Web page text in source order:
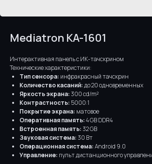
Mediatron KA-1601
Интерактивная панель с ИК-тачскрином
Технические характеристики:
Тип сенсора: инфракрасный тачскрин
Количество касаний:до 20 одновременных
Яркость экрана:300 cd/m²
Контрастность: 5000:1
Покрытие экрана: матовое
Оперативная память:4 GB DDR4
Встроенная память:32 GB
Звуковая система:30 Вт
Операционная система:Android 9.0
Управление: пульт дистанционного